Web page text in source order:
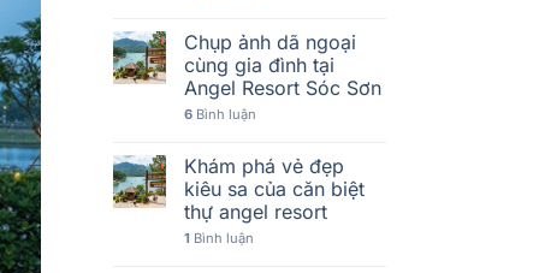
Chụp ảnh dã ngoại
cùng gia đình tại
Angel Resort Sóc Sơn
6Bình luận
Khám phá vẻ đẹp
kiêu sa của căn biệt
thự angel resort
1 Bình luận